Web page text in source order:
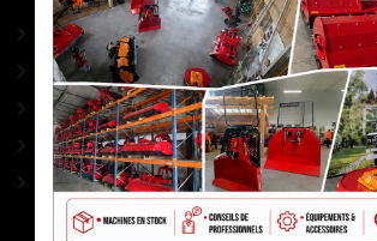
Broyeurs agricoles universels
Broyeurs d'accotement
Tondeuses à lames
Broyeurs semi-forestier
Broyeurs grandes cultures